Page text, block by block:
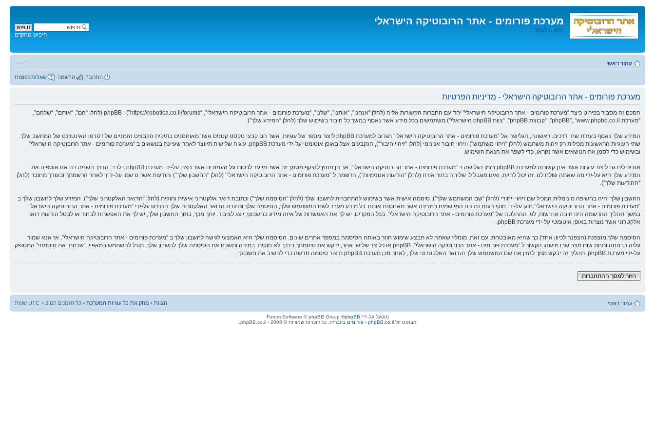
מערכת פורומים - אתר הרובוטיקה הישראלי
בחזרה לאתר
לתוכן
חיפוש מתקדם
עמוד ראשי
שאלות נפוצות הרשמה התחבר
מערכת פורומים - אתר הרובוטיקה הישראלי - מדיניות הפרטיות
הסכם זה מסביר בפירוט כיצד “מערכת פורומים - אתר הרובוטיקה הישראלי” יחד עם החברות הקשורות אליה (להלן “אנחנו”, “אותנו”, “שלנו”, “מערכת פורומים - אתר הרובוטיקה הישראלי”, “https://robotica.co.il/forums”) ו phpBB (להלן “הם”, “אותם”, “שלהם”,
“מערכת phpBB”, “www.phpbb.co.il”, “קבוצת phpBB”, “צוות phpBB הישראלי”) משתמשים בכל מידע אשר נאסף במשך כל חיבור בשימוש שלך (להלן “המידע שלך”).
המידע שלך נאסף בעזרת שתי דרכים. ראשונה, הגלישה אל “מערכת פורומים - אתר הרובוטיקה הישראלי” תגרום למערכת phpBB ליצור מספר של עוגיות, אשר הם קבצי טקסט קטנים אשר מאוחסנים בתיקית הקבצים הזמניים של דפדפן האינטרנט של המחשב שלך.
שתי העוגיות הראשונות מכילות רק זיהות משתמש (להלן “זיהוי משתמש”) וזיהוי חיבור אנונימי (להלן “זיהוי חיבור”), הנקבעים אצל באופן אוטומטי על-ידי מערכת phpBB. עוגיה שלישית תיווצר לאחר שעיינת בנושאים ב “מערכת פורומים - אתר הרובוטיקה הישראלי”
ובשימוש כדי לסמן את הנושאים אשר נקראו, כדי לשפר את הנאת השימוש.
אנו יכולים גם ליצור עוגיות אשר אינן קשורות למערכת phpBB בזמן הגלישה ב “מערכת פורומים - אתר הרובוטיקה הישראלי”, אך הן מחוץ להיקף מסמך זה אשר מיועד לכסות על העמודים אשר נוצרו על-ידי מערכת phpBB בלבד. הדרך השניה בה אנו אוספים את
המידע שלך היא על-ידי מה שאתה שולח לנו. זה יכול להיות, ואינו מוגבל ל: שליחה בתור אורח (להלן “הודעות אנונימיות”), הרשמה ל “מערכת פורומים - אתר הרובוטיקה הישראלי” (להלן “החשבון שלך”) והודעות אשר נרשמו על-ידיך לאחר הרשמתך ובעודך מחובר (להלן
“ההודעות שלך”).
החשבון שלך יהיה בחשיפה מינימלית המכיל שם זיהוי ייחודי (להלן “שם המשתמש שלך”), סיסמה אישית אשר בשימוש להתחברות לחשבון שלך (להלן “הסיסמה שלך”) וכתובת דואר אלקטרוני אישית וחוקית (להלן “הדואר האלקטרוני שלך”). המידע שלך לחשבון שלך ב
“מערכת פורומים - אתר הרובוטיקה הישראלי” מוגן על-ידי חוקי הגנת נתונים המיושמים במדינה אשר מאחסנת אותנו. כל מידע מעבר לשם המשתמש שלך, הסיסמה שלך וכתובת הדואר האלקטרוני שלך הנדרש על-ידי “מערכת פורומים - אתר הרובוטיקה הישראלי”
במשך תהליך ההרשמה הינו חובה או רשות, לפי ההחלטה של “מערכת פורומים - אתר הרובוטיקה הישראלי”. בכל המקרים, יש לך את האפשרות של איזה מידע בחשבונך יוצג לציבור. יותך מכך, בתוך החשבון שלך, יש לך את האפשרות לבחור או לבטל הודעות דואר
אלקטרוני אשר נוצרות באופן אוטומטי על-ידי מערכת phpBB.
הסיסמה שלך מוצפנת (הצפנה לכיוון אחד) כך שהיא מאובטחת. עם זאת, מומלץ שאתה לא תבצע שימוש חוזר באותה הסיסמה במספר אתרים שונים. הסיסמה שלך היא האמצעי לגישה לחשבון שלך ב “מערכת פורומים - אתר הרובוטיקה הישראלי”, אז אנא שמור
עליה בבטחה ותחת שום מצב שבו מישהו הקשור ל “מערכת פורומים - אתר הרובוטיקה הישראלי”, phpBB או כל צד שלישי אחר, יבקש את סיסמתך בדרך לא חוקית. במידה ותשכח את הסיסמה שלך לחשבון שלך, תוכל להשתמש במאפיין “שכחתי את סיסמתי” המסופק
על-ידי מערכת phpBB. תהליך זה יבקש ממך להזין את שם המשתמש שלך והדואר האלקטרוני שלך, לאחר מכן מערכת phpBB תיצור סיסמה חדשה כדי להשיב את חשבונך.
חזור למסך ההתחברות
עמוד ראשי הצוות • מחק את כל עוגיות המערכת • כל הזמנים הם UTC + 2 שעות
מופעל על-ידי phpBB
® Forum Software © phpBB Group
מבוסס עלphpBB.co.il - פורומים בעברית . כל הזכויות שמורות © 2008 - phpBB.co.il.